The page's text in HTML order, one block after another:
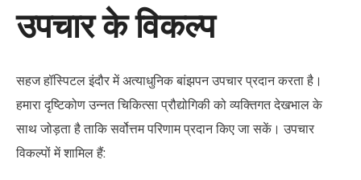
उपचार के विकल्प
सहज हॉस्पिटल इंदौर में अत्याधुनिक बांझपन उपचार प्रदान करता है।
हमारा दृष्टिकोण उन्नत चिकित्सा प्रौद्योगिकी को व्यक्तिगत देखभाल के
साथ जोड़ता है ताकि सर्वोत्तम परिणाम प्रदान किए जा सकें। उपचार
विकल्पों में शामिल हैं: